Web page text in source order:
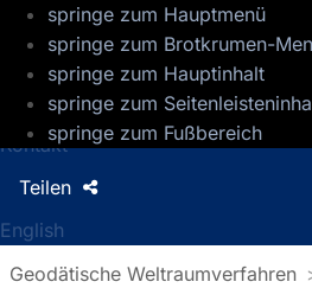
springe zum Hauptmenü
springe zum Brotkrumen-
springe zum Hauptinhalt
springe zum
springe zum Fußbereich
GFZ
Presse
Jobs
Kontakt
English
Teilen
Geodätische Weltraumverfahren